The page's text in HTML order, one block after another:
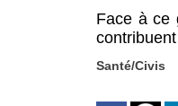
Face à ce
Santé/Civis